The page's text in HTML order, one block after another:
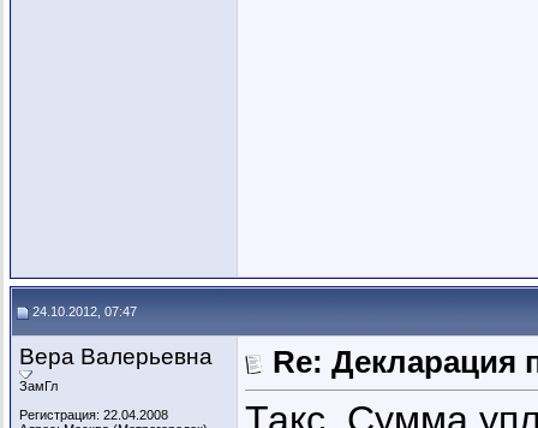
24.10.2012, 07:47
Вера Валерьевна
ЗамГл
Регистрация: 22.04.2008
Re: